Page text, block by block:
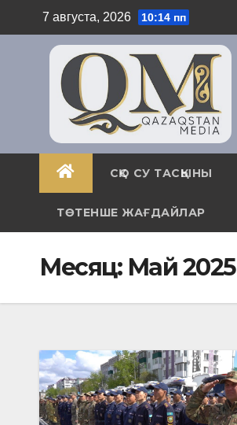
to
7 августа, 2026 10:14 пп
СҚО СУ ТАСҚЫНЫ
ТӨТЕНШЕ ЖАҒДАЙЛАР
Месяц: Май 2025